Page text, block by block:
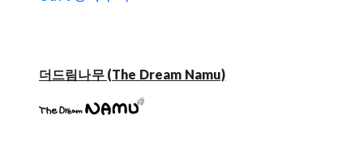
더드림나무 (The Dream Namu)